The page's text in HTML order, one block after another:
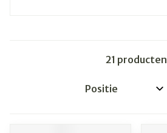
21 producten
Sorteer op: